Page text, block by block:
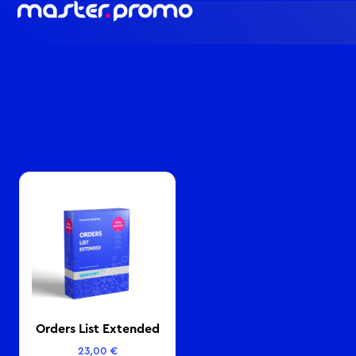
Orders List Extended
23,00 €